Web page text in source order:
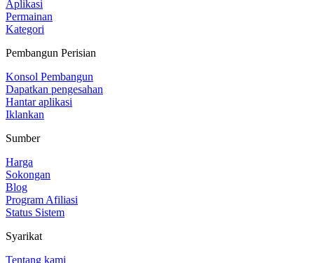
Aplikasi
Permainan
Kategori
Pembangun Perisian
Konsol Pembangun
Dapatkan pengesahan
Hantar aplikasi
Iklankan
Sumber
Harga
Sokongan
Blog
Program Afiliasi
Status Sistem
Syarikat
Tentang kami